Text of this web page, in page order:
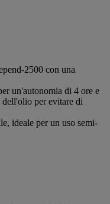
2500 con una
un'autonomia di 4 ore e
per evitare di
ideale per un uso semi-